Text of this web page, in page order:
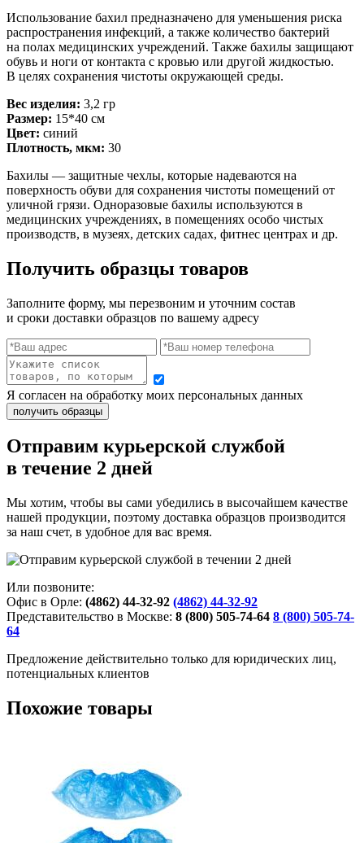
Использование бахил предназначено для уменьшения риска
распространения инфекций, а также количество бактерий
на полах медицинских учреждений. Также бахилы защищают
обувь и ноги от контакта с кровью или другой жидкостью.
В целях сохранения чистоты окружающей среды.
Вес изделия: 3,2 гр
Размер: 15*40 см
Цвет: синий
Плотность, мкм: 30
Бахилы — защитные чехлы, которые надеваются на
поверхность обуви для сохранения чистоты помещений от
уличной грязи. Одноразовые бахилы используются в
медицинских учреждениях, в помещениях особо чистых
производств, в музеях, детских садах, фитнес центрах и др.
Получить образцы товаров
Заполните форму, мы перезвоним и уточним состав
и сроки доставки образцов по вашему адресу
Я согласен на обработку моих персональных данных
Отправим курьерской службой
в течение 2 дней
Мы хотим, чтобы вы сами убедились в высочайшем качестве
нашей продукции, поэтому доставка образцов производится
за наш счет, в удобное для вас время.
Или позвоните:
Офис в Орле: (4862) 44-32-92 (4862) 44-32-92
Представительство в Москве: 8 (800) 505-74-64 8 (800) 505-74-
64
Предложение действительно только для юридических лиц,
потенциальных клиентов
Похожие товары